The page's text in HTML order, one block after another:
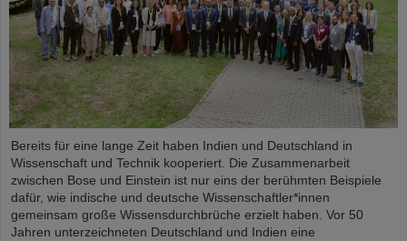
Bereits für eine lange Zeit haben Indien und Deutschland in
Wissenschaft und Technik kooperiert. Die Zusammenarbeit
zwischen Bose und Einstein ist nur eins der berühmten Beispiele
dafür, wie indische und deutsche Wissenschaftler*innen
gemeinsam große Wissensdurchbrüche erzielt haben. Vor 50
Jahren unterzeichneten Deutschland und Indien eine